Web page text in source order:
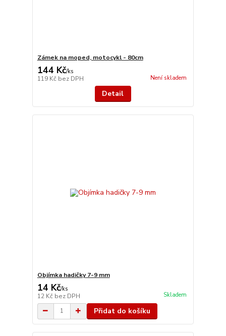
Zámek na moped, motocykl - 80cm
144 Kč/ks
119 Kč bez DPH Není skladem
Detail
Objímka hadičky 7-9 mm
14 Kč/ks
12 Kč bez DPH Skladem
Přidat do košíku